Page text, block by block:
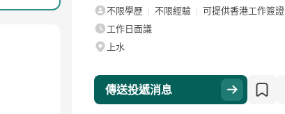
不限學歷
不限經驗
可提供香港工作簽證
工作日面議
上水
傳送投遞消息